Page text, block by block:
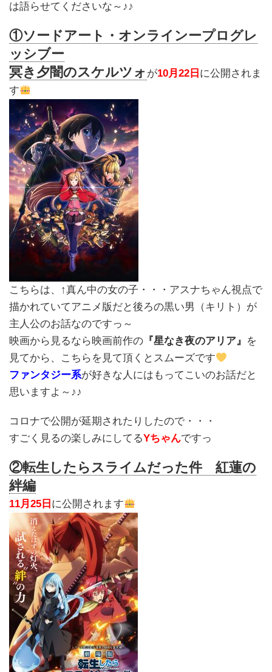
は語らせてくださいな～♪♪
①ソードアート・オンラインープログレ
ッシブー
冥き夕闇のスケルツォ が10月22日 に公開されま
す
こちらは、↑真ん中の女の子・・・アスナちゃん視点で
描かれていてアニメ版だと後ろの黒い男（キリト）が
主人公のお話なのですっ～
映画から見るなら映画前作の 『星なき夜のアリア』 を
見てから、こちらを見て頂くとスムーズです
ファンタジー系が好きな人にはもってこいのお話だと
思いますよ～♪♪
コロナで公開が延期されたりしたので・・・
すごく見るの楽しみにしてるYちゃんですっ
②転生したらスライムだった件 紅蓮の
絆編
11月25日 に公開されます